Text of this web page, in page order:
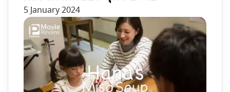
5 January 2024